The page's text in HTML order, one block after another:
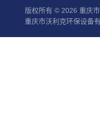
版权所有 © 2026 重庆
重庆市沃利克环保设备